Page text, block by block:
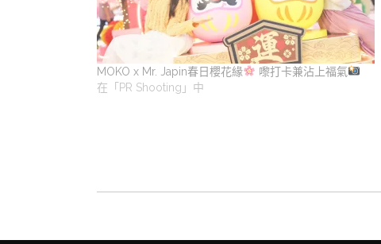
MOKO x Mr. Japin春日櫻花緣
嚟打卡兼沾上福氣
在「PR Shooting」中